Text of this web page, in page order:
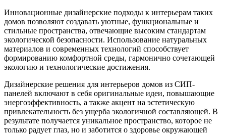
Инновационные дизайнерские подходы к интерьерам таких
домов позволяют создавать уютные, функциональные и
стильные пространства, отвечающие высоким стандартам
экологической безопасности. Использование натуральных
материалов и современных технологий способствует
формированию комфортной среды, гармонично сочетающей
экологию и технологические достижения.
Дизайнерские решения для интерьеров домов из СИП-
панелей включают в себя оригинальные идеи, повышающие
энергоэффективность, а также акцент на эстетическую
привлекательность без ущерба экологичной составляющей. В
результате получается уникальное пространство, которое не
только радует глаз, но и заботится о здоровье окружающей